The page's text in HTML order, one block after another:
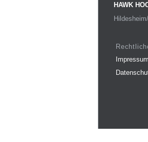
HAWK
Impressum